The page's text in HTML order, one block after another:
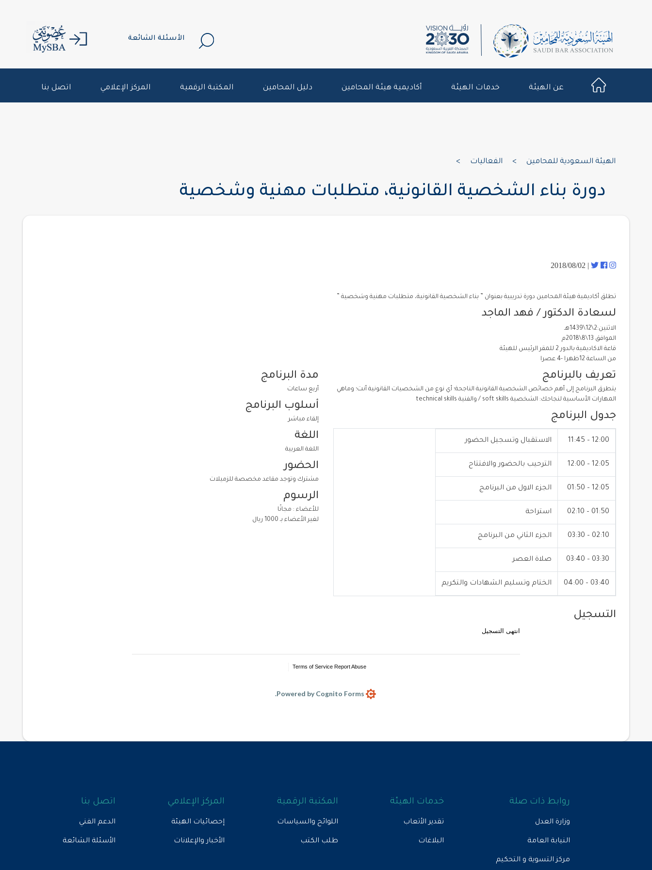
الأسئلة الشائعة
عن الهيئة خدمات الهيئة أكاديمية هيئة المحامين دليل المحامين المكتبة الرقمية المركز الإعلامي اتصل بنا
الهيئة السعودية للمحامين > الفعاليات >
دورة بناء الشخصية القانونية، متطلبات مهنية وشخصية
| 2018/08/02
تطلق أكاديمية هيئة المحامين دورة تدريبية بعنوان ” بناء الشخصية القانونية، متطلبات مهنية وشخصية ”
لسعادة الدكتور / فهد الماجد
الاثنين:2\12\1439هـ
الموافق 13\8\2018م
قاعة الاكاديمية بالدور 2 للمقر الرئيس للهيئة
من الساعة 12ظهرا -4 عصرا
تعريف بالبرنامج
يتطرق البرنامج إلى أهم خصائص الشخصية القانونية الناجحة؛ أي نوع من الشخصيات القانونية أنت؛ وماهي
المهارات الأساسية لنجاحك: الشخصية soft skills / والفنية technical skills
جدول البرنامج
12:00 – 11:45 الاستقبال وتسجيل الحضور
12:05 – 12:00 الترحيب بالحضور والافتتاح
12:05 – 01:50 الجزء الاول من البرنامج
01:50 – 02:10 استراحة
02:10 – 03:30 الجزء الثاني من البرنامج
03:30 – 03:40 صلاة العصر
03:40 – 04:00 الختام وتسليم الشهادات والتكريم
مدة البرنامج
أربع ساعات
أسلوب البرنامج
إلقاء مباشر
اللغة
اللغة العربية
الحضور
مشترك وتوجد مقاعد مخصصة للزميلات
الرسوم
للأعضاء : مجانًا
لغير الأعضاء بـ 1000 ريال
التسجيل
انتهى التسجيل
Report Abuse
Terms of Service
روابط ذات صلة
وزارة العدل
النيابة العامة
مركز التسوية و التحكيم
خدمات الهيئة
تقدير الأتعاب
البلاغات
المكتبة الرقمية
اللوائح والسياسات
طلب الكتب
المركز الإعلامي
إحصائيات الهيئة
الأخبار والإعلانات
اتصل بنا
الدعم الفني
الأسئلة الشائعة